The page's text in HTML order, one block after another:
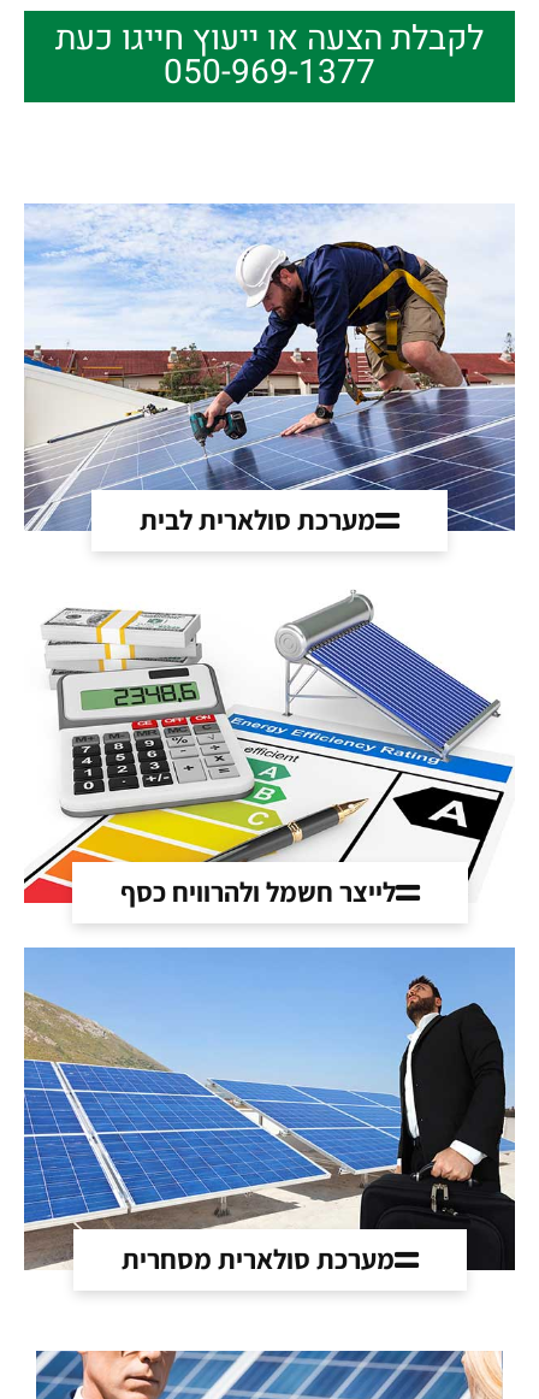
לקבלת הצעה או ייעוץ חייגו כעת
050-969-1377
מערכת סולארית לבית
לייצר חשמל ולהרוויח כסף
מערכת סולארית מסחרית